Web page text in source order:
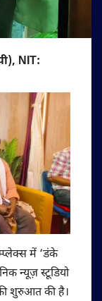
NIT:
में ‘डंके
न्यूज़ स्टूडियो
शुरुआत की है।